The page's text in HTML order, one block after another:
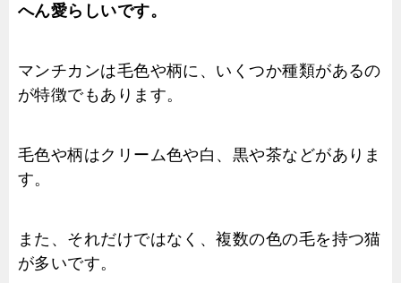
へん愛らしいです。
マンチカンは毛色や柄に、いくつか種類があるの
が特徴でもあります。
毛色や柄はクリーム色や白、黒や茶などがありま
す。
また、それだけではなく、複数の色の毛を持つ猫
が多いです。